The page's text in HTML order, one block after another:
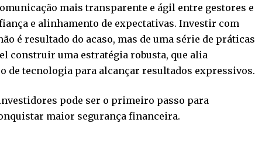
mais transparente e ágil entre gestores e
e alinhamento de expectativas. Investir com
é resultado do acaso, mas de uma série de práticas
construir uma estratégia robusta, que alia
de tecnologia para alcançar resultados expressivos.
pode ser o primeiro passo para
maior segurança financeira.